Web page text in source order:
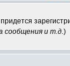
и т.д.)